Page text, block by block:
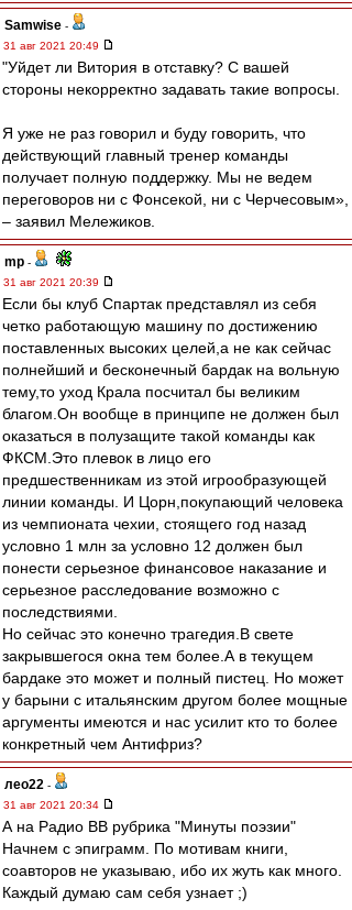
Samwise -
31 авг 2021 20:49
"Уйдет ли Витория в отставку? С вашей
стороны некорректно задавать такие вопросы.
Я уже не раз говорил и буду говорить, что
действующий главный тренер команды
получает полную поддержку. Мы не ведем
переговоров ни с Фонсекой, ни с Черчесовым»,
– заявил Мележиков.
mp -
31 авг 2021 20:39
Если бы клуб Спартак представлял из себя
четко работающую машину по достижению
поставленных высоких целей,а не как сейчас
полнейший и бесконечный бардак на вольную
тему,то уход Крала посчитал бы великим
благом.Он вообще в принципе не должен был
оказаться в полузащите такой команды как
ФКСМ.Это плевок в лицо его
предшественникам из этой игрообразующей
линии команды. И Цорн,покупающий человека
из чемпионата чехии, стоящего год назад
условно 1 млн за условно 12 должен был
понести серьезное финансовое наказание и
серьезное расследование возможно с
последствиями.
Но сейчас это конечно трагедия.В свете
закрывшегося окна тем более.А в текущем
бардаке это может и полный пистец. Но может
у барыни с итальянским другом более мощные
аргументы имеются и нас усилит кто то более
конкретный чем Антифриз?
лео22 -
31 авг 2021 20:34
А на Радио ВВ рубрика "Минуты поэзии"
Начнем с эпиграмм. По мотивам книги,
соавторов не указываю, ибо их жуть как много.
Каждый думаю сам себя узнает ;)